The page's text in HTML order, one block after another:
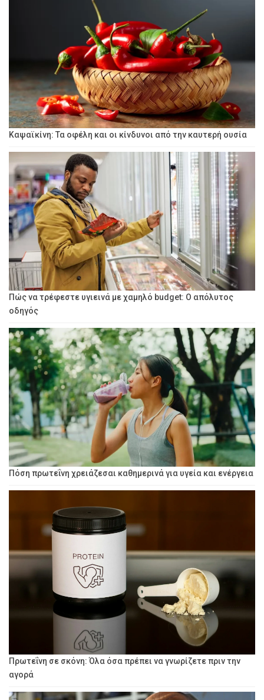
Καψαϊκίνη: Τα οφέλη και οι κίνδυνοι από την καυτερή ουσία
Πώς να τρέφεστε υγιεινά με χαμηλό budget: Ο απόλυτος
οδηγός
Πόση πρωτεΐνη χρειάζεσαι καθημερινά για υγεία και ενέργεια
Πρωτεΐνη σε σκόνη: Όλα όσα πρέπει να γνωρίζετε πριν την
αγορά